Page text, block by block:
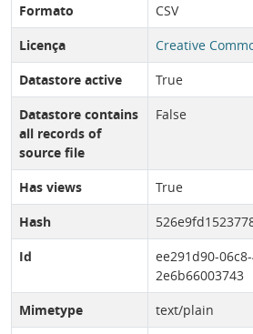
Formato
CSV
Licença
Creative
Datastore active
True
Datastore contains
all records of
source file
False
Has views
True
Hash
Id
ee291d90-
2e6b66003743
Mimetype
text/plain